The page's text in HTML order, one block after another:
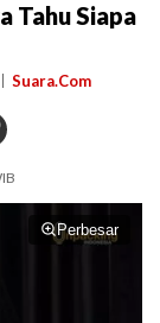
Tahu Siapa
Suara.Com
Perbesar